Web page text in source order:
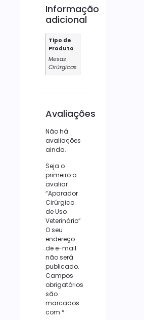
Informação
adicional
Tipo de
Produto
Mesas
Cirúrgicas
Avaliações
Não há
avaliações
ainda.
Seja o
primeiro a
avaliar
“Aparador
Cirúrgico
de Uso
Veterinário”
O seu
endereço
de e-mail
não será
publicado.
Campos
obrigatórios
são
marcados
com *